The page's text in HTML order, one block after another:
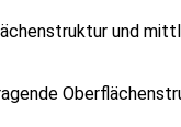
und